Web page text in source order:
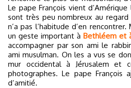
Le pape François vient
sont très peu nombreux au
n’a pas l’habitude d’en
un geste important à Bethléem et
accompagner par son ami le
ami musulman. On les a vus se
mur occidental à Jérusalem et
photographes. Le pape François
d’amitié.